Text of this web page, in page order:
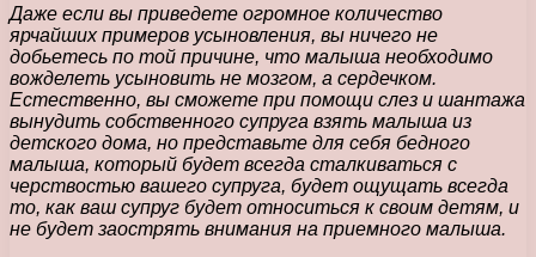
Даже если вы приведете огромное количество
ярчайших примеров усыновления, вы ничего не
добьетесь по той причине, что малыша необходимо
вожделеть усыновить не мозгом, а сердечком.
Естественно, вы сможете при помощи слез и шантажа
вынудить собственного супруга взять малыша из
детского дома, но представьте для себя бедного
малыша, который будет всегда сталкиваться с
черствостью вашего супруга, будет ощущать всегда
то, как ваш супруг будет относиться к своим детям, и
не будет заострять внимания на приемного малыша.